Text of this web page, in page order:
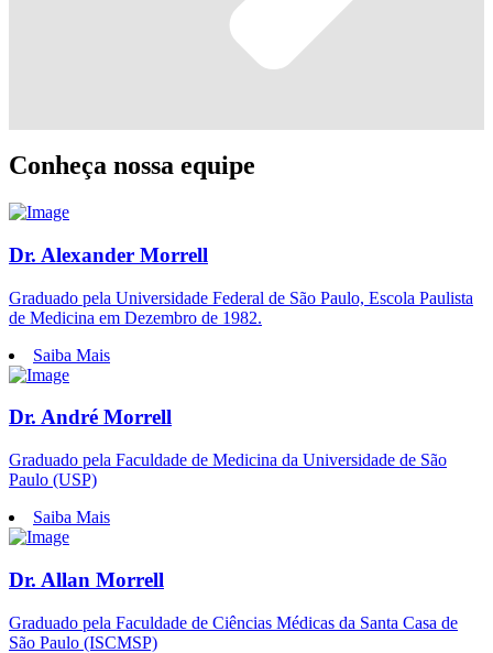
Conheça nossa equipe
Dr. Alexander Morrell
Graduado pela Universidade Federal de São Paulo, Escola Paulista
de Medicina em Dezembro de 1982.
Saiba Mais
Dr. André Morrell
Graduado pela Faculdade de Medicina da Universidade de São
Paulo (USP)
Saiba Mais
Dr. Allan Morrell
Graduado pela Faculdade de Ciências Médicas da Santa Casa de
São Paulo (ISCMSP)